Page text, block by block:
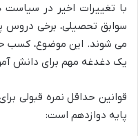
با تغییرات اخیر در سیاست
سوابق تحصیلی، برخی دروس
می شوند. این موضوع، کسب
یک دغدغه مهم برای دانش
قوانین حداقل نمره قبولی
پایه دوازدهم است: